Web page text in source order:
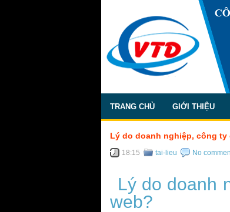
TRANG CHỦ GIỚI THIỆU
Lý do doanh nghiệp, công
18:15 tai-lieu No
Lý do doanh
web?